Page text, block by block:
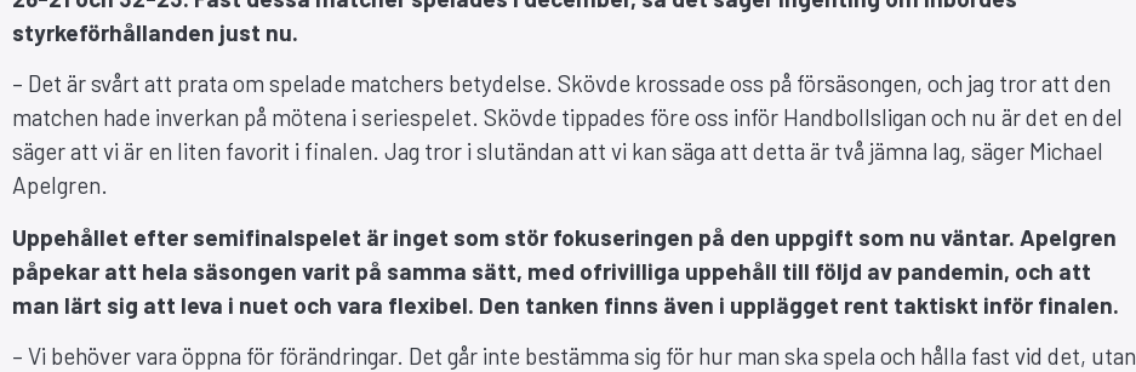
styrkeförhållanden just nu.
– Det är svårt att prata om spelade matchers betydelse. Skövde krossade oss på försäsongen, och jag tror att den
matchen hade inverkan på mötena i seriespelet. Skövde tippades före oss inför Handbollsligan och nu är det en del
säger att vi är en liten favorit i finalen. Jag tror i slutändan att vi kan säga att detta är två jämna lag, säger Michael
Apelgren.
Uppehållet efter semifinalspelet är inget som stör fokuseringen på den uppgift som nu väntar. Apelgren
påpekar att hela säsongen varit på samma sätt, med ofrivilliga uppehåll till följd av pandemin, och att
man lärt sig att leva i nuet och vara flexibel. Den tanken finns även i upplägget rent taktiskt inför finalen.
– Vi behöver vara öppna för förändringar. Det går inte bestämma sig för hur man ska spela och hålla fast vid det, utan